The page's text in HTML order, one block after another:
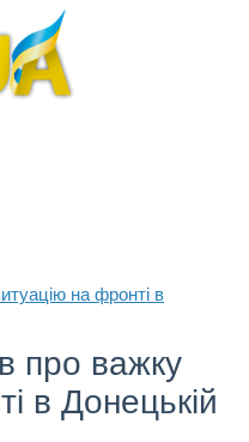
на фронті в
про важку
в Донецькій